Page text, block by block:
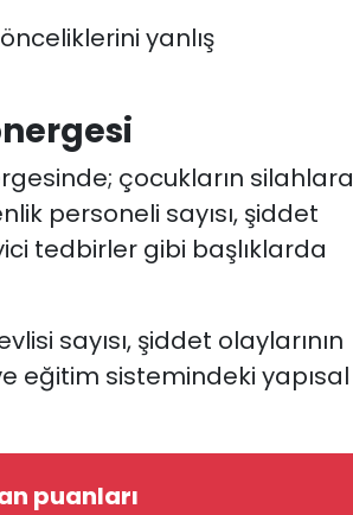
yanlış
çocukların silahlara
personeli sayısı, şiddet
tedbirler gibi başlıklarda
sayısı, şiddet olaylarının
eğitim sistemindeki yapısal
puanları